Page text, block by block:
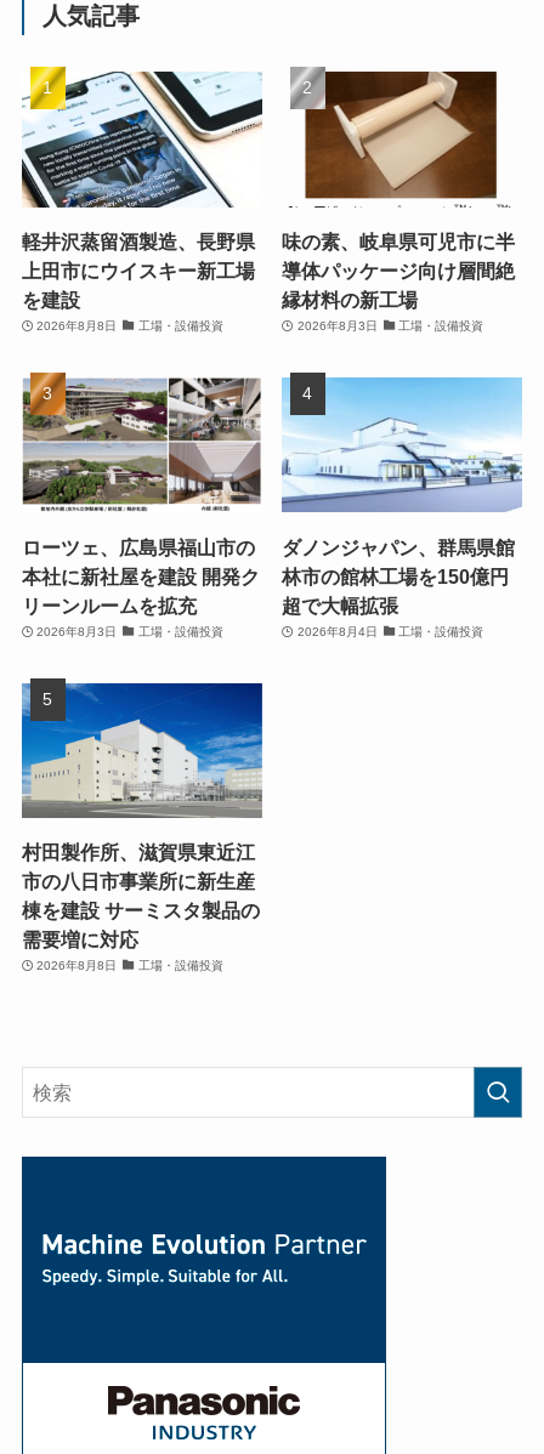
人気記事
軽井沢蒸留酒製造、長野県
上田市にウイスキー新工場
を建設
2026年8月8日 工場・設備投資
味の素、岐阜県可児市に半
導体パッケージ向け層間絶
縁材料の新工場
2026年8月3日 工場・設備投資
ローツェ、広島県福山市の
本社に新社屋を建設 開発ク
リーンルームを拡充
2026年8月3日 工場・設備投資
ダノンジャパン、群馬県館
林市の館林工場を150億円
超で大幅拡張
2026年8月4日 工場・設備投資
村田製作所、滋賀県東近江
市の八日市事業所に新生産
棟を建設 サーミスタ製品の
需要増に対応
2026年8月8日 工場・設備投資